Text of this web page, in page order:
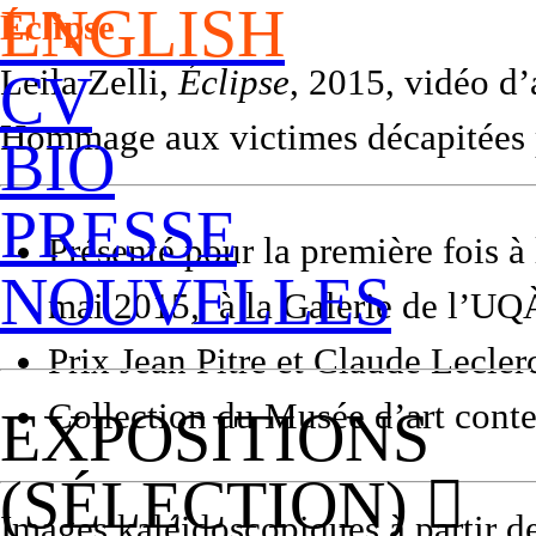
ENGLISH
CV
BIO
PRESSE
NOUVELLES
EXPOSITIONS
(SÉLECTION) ︎︎︎
Éclipse
Leila Zelli, Éclipse, 2015, vidéo
Hommage aux victimes
Présenté pour la première fois
mai 2015,à la Galerie de
Prix Jean Pitre et Claude
Collection du Musée d’art